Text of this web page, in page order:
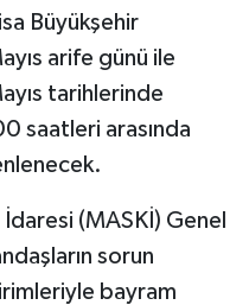
Büyükşehir
arife günü ile
tarihlerinde
saatleri arasında
(MASKİ) Genel
sorun
bayram